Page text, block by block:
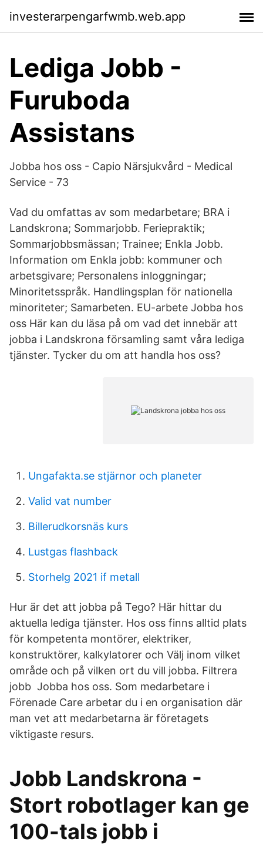
investerarpengarfwmb.web.app
Lediga Jobb -
Furuboda
Assistans
Jobba hos oss - Capio Närsjukvård - Medical
Service - 73
Vad du omfattas av som medarbetare; BRA i
Landskrona; Sommarjobb. Feriepraktik;
Sommarjobbsmässan; Trainee; Enkla Jobb.
Information om Enkla jobb: kommuner och
arbetsgivare; Personalens inloggningar;
Minoritetsspråk. Handlingsplan för nationella
minoriteter; Samarbeten. EU-arbete Jobba hos
oss Här kan du läsa på om vad det innebär att
jobba i Landskrona församling samt våra lediga
tjänster. Tycker du om att handla hos oss?
Ungafakta.se stjärnor och planeter
Valid vat number
Billerudkorsnäs kurs
Lustgas flashback
Storhelg 2021 if metall
Hur är det att jobba på Tego? Här hittar du
aktuella lediga tjänster. Hos oss finns alltid plats
för kompetenta montörer, elektriker,
konstruktörer, kalkylatorer och Välj inom vilket
område och på vilken ort du vill jobba. Filtrera
jobb Jobba hos oss. Som medarbetare i
Förenade Care arbetar du i en organisation där
man vet att medarbetarna är företagets
viktigaste resurs.
Jobb Landskrona -
Stort robotlager kan ge
100-tals jobb i